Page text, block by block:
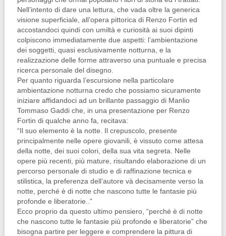
Nell’intento di dare una lettura, che vada oltre la generica
visione superficiale, all’opera pittorica di Renzo Fortin ed
accostandoci quindi con umiltà e curiosità ai suoi dipinti
colpiscono immediatamente due aspetti: l’ambientazione
dei soggetti, quasi esclusivamente notturna, e la
realizzazione delle forme attraverso una puntuale e precisa
ricerca personale del disegno.
Per quanto riguarda l’escursione nella particolare
ambientazione notturna credo che possiamo sicuramente
iniziare affidandoci ad un brillante passaggio di Manlio
Tommaso Gaddi che, in una presentazione per Renzo
Fortin di qualche anno fa, recitava:
“Il suo elemento è la notte. Il crepuscolo, presente
principalmente nelle opere giovanili, è vissuto come attesa
della notte, dei suoi colori, della sua vita segreta. Nelle
opere più recenti, più mature, risultando elaborazione di un
percorso personale di studio e di raffinazione tecnica e
stilistica, la preferenza dell’autore và decisamente verso la
notte, perché è di notte che nascono tutte le fantasie più
profonde e liberatorie..”
Ecco proprio da questo ultimo pensiero, “perché è di notte
che nascono tutte le fantasie più profonde e liberatorie” che
bisogna partire per leggere e comprendere la pittura di